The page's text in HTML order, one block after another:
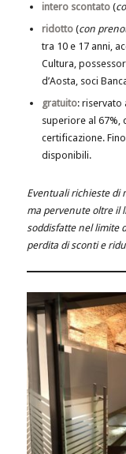
intero scontato (
ridotto (con
tra 10 e 17 anni,
Cultura,
d’Aosta, soci
gratuito: riservato
superiore al 67%,
certificazione.
disponibili.
Eventuali richieste di
ma pervenute oltre il
soddisfatte nel limite
perdita di sconti e